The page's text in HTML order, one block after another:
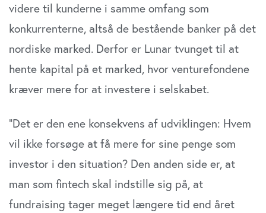
videre til kunderne i samme omfang som
konkurrenterne, altså de bestående banker på det
nordiske marked. Derfor er Lunar tvunget til at
hente kapital på et marked, hvor venturefondene
kræver mere for at investere i selskabet.
”Det er den ene konsekvens af udviklingen: Hvem
vil ikke forsøge at få mere for sine penge som
investor i den situation? Den anden side er, at
man som fintech skal indstille sig på, at
fundraising tager meget længere tid end året